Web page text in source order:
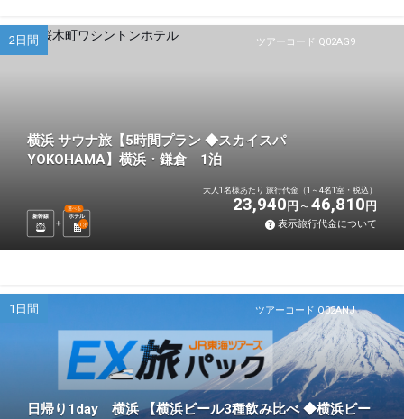
ツアーコード Q02AG9
2日間
横浜 サウナ旅【5時間プラン ◆スカイスパ
YOKOHAMA】横浜・鎌倉 1泊
新幹線 ホテル
選べる
1 泊
大人1名様あたり 旅行代金（1～4名1室・税込）
23,940 円 46,810 円
表示旅行代金について
ツアーコード Q02ANJ
1日間
日帰り1day 横浜 【横浜ビール3種飲み比べ ◆横浜ビー